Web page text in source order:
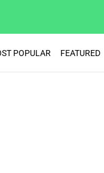
POPULAR FEATURED